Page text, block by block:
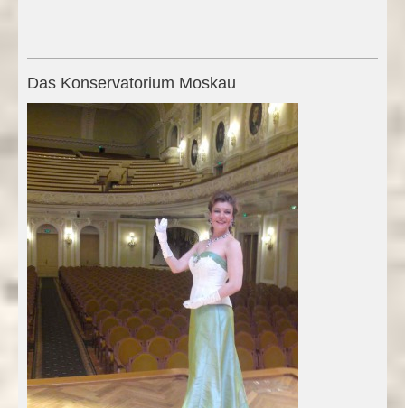
Das Konservatorium Moskau